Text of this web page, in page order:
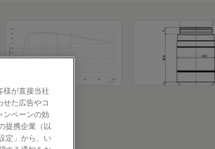
様が直接当社
た広告やコ
ンペーンの効
提携企業（以
定」から、い